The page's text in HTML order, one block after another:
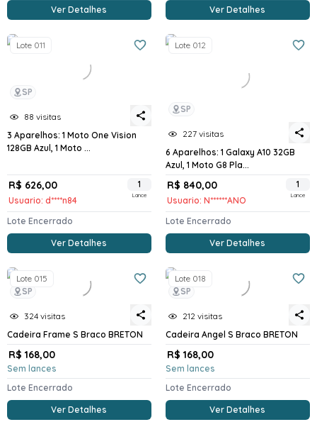
Ver Detalhes Ver Detalhes
SP
Lote 011
88 visitas
3 Aparelhos: 1 Moto One Vision
128GB Azul, 1 Moto ...
R$ 626,00
Usuario: d****n84
1
Lance
Lote Encerrado
Ver Detalhes
SP
Lote 012
227 visitas
6 Aparelhos: 1 Galaxy A10 32GB
Azul, 1 Moto G8 Pla...
R$ 840,00
Usuario: N******ANO
1
Lance
Lote Encerrado
Ver Detalhes
SP
Lote 015
324 visitas
Cadeira Frame S Braco BRETON
R$ 168,00
Sem lances
Lote Encerrado
Ver Detalhes
SP
Lote 018
212 visitas
Cadeira Angel S Braco BRETON
R$ 168,00
Sem lances
Lote Encerrado
Ver Detalhes